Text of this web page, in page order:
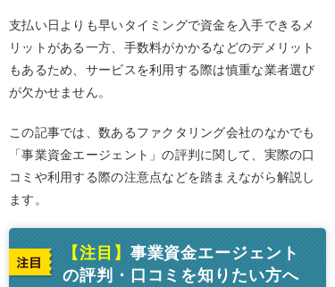
支払い日よりも早いタイミングで資金を入手できるメ
リットがある一方、手数料がかかるなどのデメリット
もあるため、サービスを利用する際は慎重な業者選び
が欠かせません。
この記事では、数あるファクタリング会社のなかでも
「事業資金エージェント」の評判に関して、実際の口
コミや利用する際の注意点などを踏まえながら解説し
ます。
【注目】 事業資金エージェント
の評判・口コミを知りたい方へ